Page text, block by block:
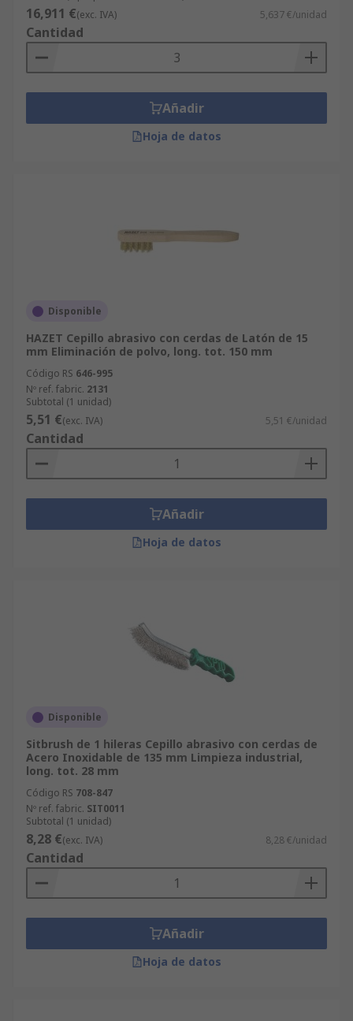
16,911 €(exc. IVA) 5,637 €/unidad
Cantidad
Añadir
Hoja de datos
Disponible
HAZET Cepillo abrasivo con cerdas de Latón de 15
mm Eliminación de polvo, long. tot. 150 mm
Código RS 646-995
Nº ref. fabric. 2131
Subtotal (1 unidad)
5,51 €(exc. IVA) 5,51 €/unidad
Cantidad
Añadir
Hoja de datos
Disponible
Sitbrush de 1 hileras Cepillo abrasivo con cerdas de
Acero Inoxidable de 135 mm Limpieza industrial,
long. tot. 28 mm
Código RS 708-847
Nº ref. fabric. SIT0011
Subtotal (1 unidad)
8,28 €(exc. IVA) 8,28 €/unidad
Cantidad
Añadir
Hoja de datos